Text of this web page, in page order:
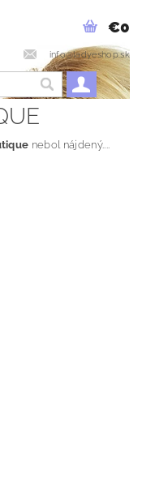
info@ladyeshop.sk
€0
nebol nájdený....